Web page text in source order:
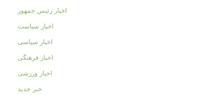
اخبار رئیس جمهور
اخبار سیاست
اخبار سیاسی
اخبار فرهنگی
اخبار ورزشی
خبر جدید